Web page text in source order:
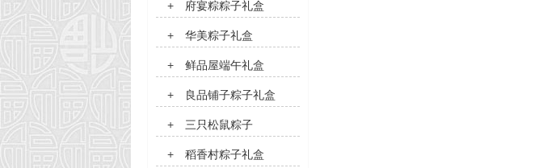
+ 府宴粽粽子礼盒
+ 华美粽子礼盒
+ 鲜品屋端午礼盒
+ 良品铺子粽子礼盒
+ 三只松鼠粽子
+ 稻香村粽子礼盒